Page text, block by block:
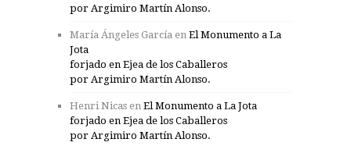
por Argimiro Martín Alonso.
María Ángeles García en El Monumento a La
Jota
forjado en Ejea de los Caballeros
por Argimiro Martín Alonso.
Henri Nicas en El Monumento a La Jota
forjado en Ejea de los Caballeros
por Argimiro Martín Alonso.